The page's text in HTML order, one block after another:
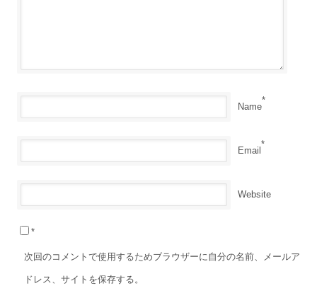
Name
*
Email
*
Website
次回のコメントで使用するためブラウザーに自分の名前、メールア
ドレス、サイトを保存する。
*